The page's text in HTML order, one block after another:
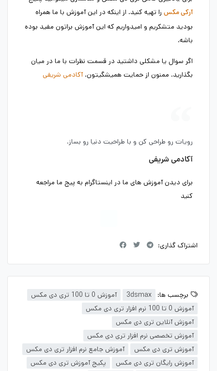
آرکی مکس را تهیه کنید. از اینکه در این آموزش با ما همراه
بودید متشکریم و امیدواریم که این آموزش براتون مفید بوده
باشه.
اگر سوال یا مشکلی داشتید در قسمت نظرات با ما در میان
بگذارید. ممنون از حمایت همیشگیتون.آکادمی شریفی
رویات رو طراحی کن و با طراحیت دنیا رو بساز.
آکادمی شریفی
برای دیدن آموزش های ما در اینستاگرام به پیج ما مراجعه
کنید
اشتراک گذاری:
برچسب ها: 3dsmax
آموزش 0 تا 100 تری دی مکس
آموزش 0 تا 100 نرم افزار تری دی مکس
آموزش آنلاین تری دی مکس
آموزش تخصصی نرم افزار تری دی مکس
آموزش تری دی مکس
آموزش جامع نرم افزار تری دی مکس
آموزش رایگان تری دی مکس
پکیج آموزش تری دی مکس